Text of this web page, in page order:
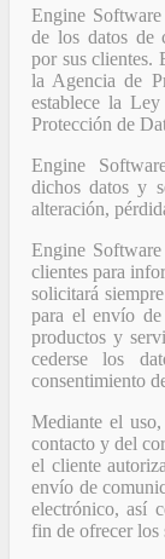
Engine
de los datos de
por sus clientes.
la Agencia de
establece la
Protección de
Engine
dichos datos y
alteración,
Engine
clientes para
solicitará
para el envío
productos y
cederse los
consentimiento
Mediante el
contacto y del
el cliente
envío de
electrónico, así
fin de ofrecer los